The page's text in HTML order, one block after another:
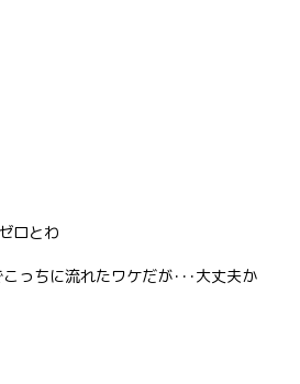
ロとわ
っちに流れたワケだが･･･大丈夫か